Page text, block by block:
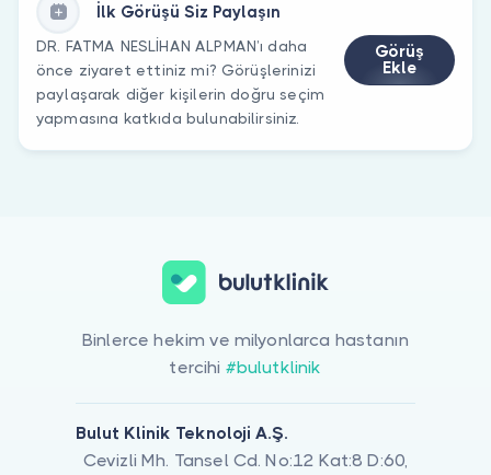
İlk Görüşü Siz Paylaşın
DR. FATMA NESLİHAN ALPMAN’ı daha
önce ziyaret ettiniz mi? Görüşlerinizi
paylaşarak diğer kişilerin doğru seçim
yapmasına katkıda bulunabilirsiniz.
Görüş
Ekle
Binlerce hekim ve milyonlarca hastanın
tercihi #bulutklinik
Bulut Klinik Teknoloji A.Ş.
Cevizli Mh. Tansel Cd. No:12 Kat:8 D:60,